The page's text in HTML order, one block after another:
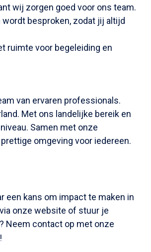
wij zorgen goed voor ons team.
besproken, zodat jij altijd
ruimte voor begeleiding en
van ervaren professionals.
Met ons landelijke bereik en
Samen met onze
omgeving voor iedereen.
een kans om impact te maken in
onze website of stuur je
Neem contact op met onze